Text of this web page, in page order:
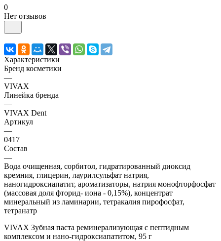
0
Нет отзывов
Характеристики
Бренд косметики
—
VIVAX
Линейка бренда
—
VIVAX Dent
Артикул
—
0417
Состав
—
Вода очищенная, cорбитол, гидратированный диоксид
кремния, глицерин, лаурилсульфат натрия,
наногидроксиапатит, ароматизаторы, натрия монофторфосфат
(массовая доля фторид- иона - 0,15%), концентрат
минеральный из ламинарии, тетракалия пирофосфат,
тетранатр
VIVAX Зубная паста реминерализующая с пептидным
комплексом и нано-гидроксиапатитом, 95 г